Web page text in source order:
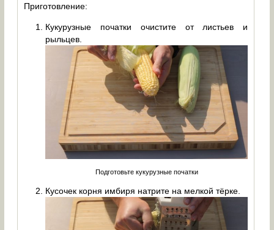
Приготовление:
Кукурузные початки очистите от листьев и
рыльцев.
Подготовьте кукурузные початки
Кусочек корня имбиря натрите на мелкой тёрке.